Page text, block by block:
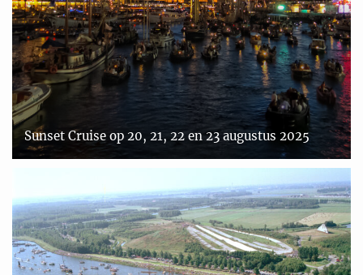
Sunset Cruise op 20, 21, 22 en 23 augustus 2025